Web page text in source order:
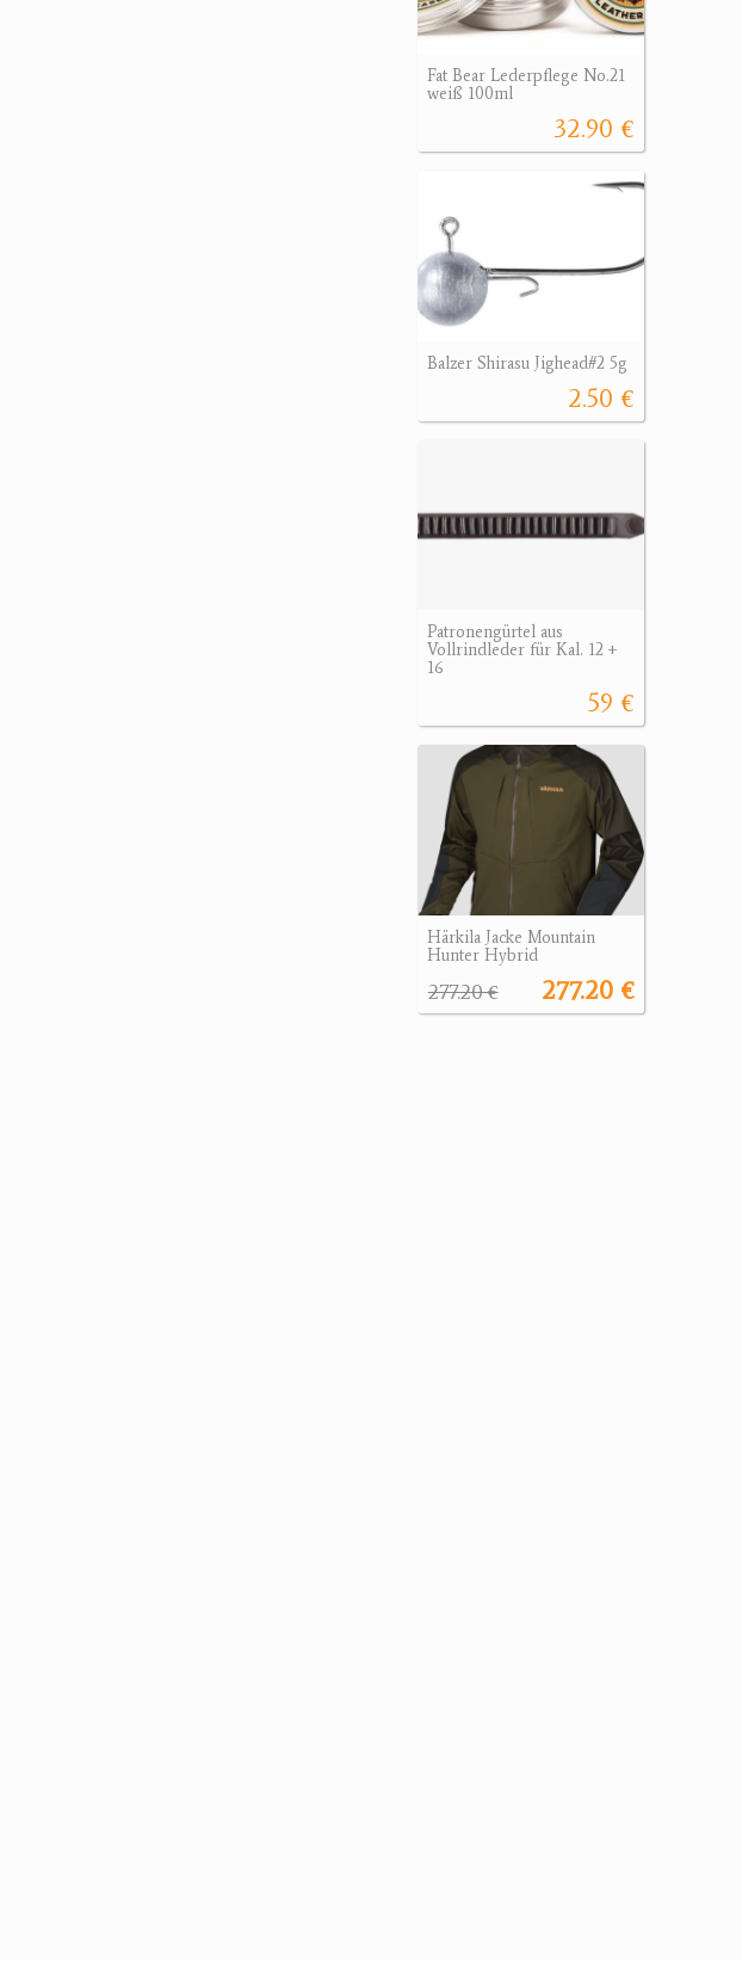
Fat Bear Lederpflege No.21
weiß 100ml
32.90 €
Balzer Shirasu Jighead#2 5g
2.50 €
Patronengürtel aus
Vollrindleder für Kal. 12 +
16
59 €
Härkila Jacke Mountain
Hunter Hybrid
277.20 €
277.20 €